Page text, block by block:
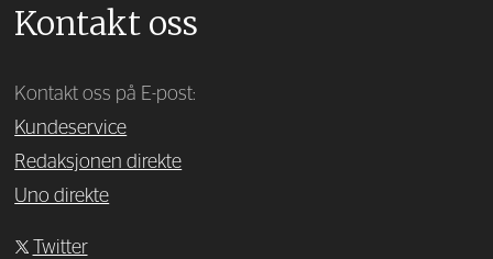
Kontakt oss
Kontakt oss på E-post:
Kundeservice
Redaksjonen direkte
Uno direkte
Twitter